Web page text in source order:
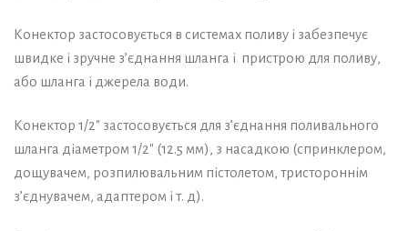
Конектор застосовується в системах поливу і забезпечує
швидке і зручне з’єднання шланга і пристрою для поливу,
або шланга і джерела води.
Конектор 1/2″ застосовується для з’єднання поливального
шланга діаметром 1/2″ (12.5 мм), з насадкою (спринклером,
дощувачем, розпилювальним пістолетом, тристороннім
з’єднувачем, адаптером і т. д).